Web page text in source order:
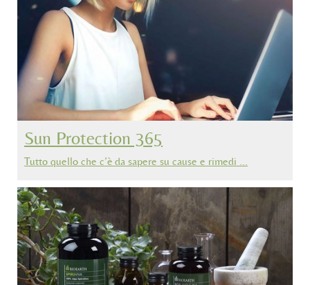
Sun Protection 365
Tutto quello che c’è da sapere su cause e rimedi …